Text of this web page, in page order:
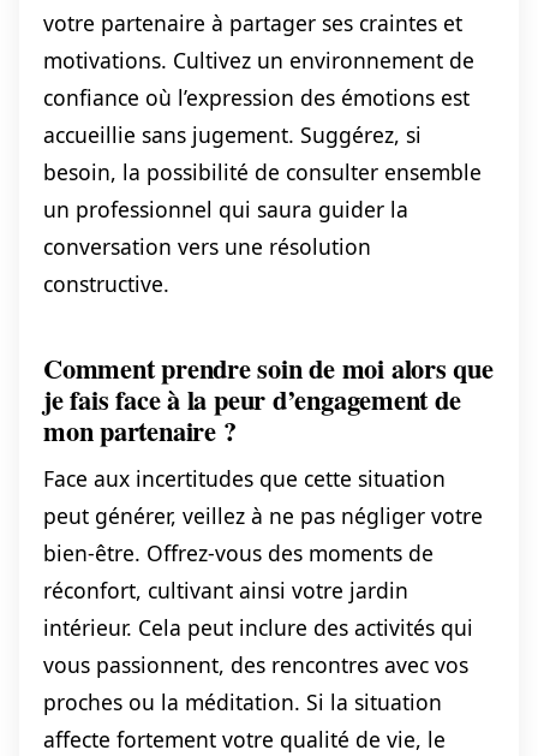
votre partenaire à partager ses craintes et
motivations. Cultivez un environnement de
confiance où l’expression des émotions est
accueillie sans jugement. Suggérez, si
besoin, la possibilité de consulter ensemble
un professionnel qui saura guider la
conversation vers une résolution
constructive.
Comment prendre soin de moi alors que
je fais face à la peur d’engagement de
mon partenaire ?
Face aux incertitudes que cette situation
peut générer, veillez à ne pas négliger votre
bien-être. Offrez-vous des moments de
réconfort, cultivant ainsi votre jardin
intérieur. Cela peut inclure des activités qui
vous passionnent, des rencontres avec vos
proches ou la méditation. Si la situation
affecte fortement votre qualité de vie, le